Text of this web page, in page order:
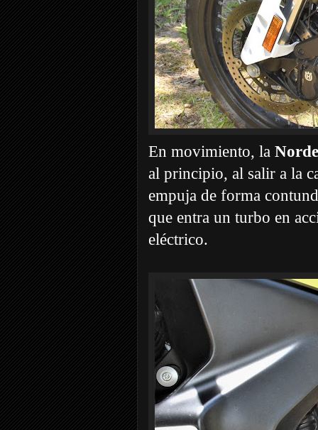
En movimiento, la
al principio, al salir a la
empuja de forma
que entra un turbo en
eléctrico.